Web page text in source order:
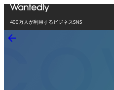
400万人が利用するビジネスSNS